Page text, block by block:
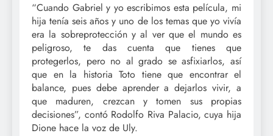
“Cuando Gabriel y yo escribimos esta película, mi
hija tenía seis años y uno de los temas que yo vivía
era la sobreprotección y al ver que el mundo es
peligroso, te das cuenta que tienes que
protegerlos, pero no al grado se asfixiarlos, así
que en la historia Toto tiene que encontrar el
balance, pues debe aprender a dejarlos vivir, a
que maduren, crezcan y tomen sus propias
decisiones”, contó Rodolfo Riva Palacio, cuya hija
Dione hace la voz de Uly.